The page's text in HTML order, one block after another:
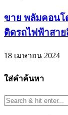
ขาย พลัมคอนโ
ติดรถไฟฟ้าสาย
18 เมษายน 2024
ใส่คำค้นหา